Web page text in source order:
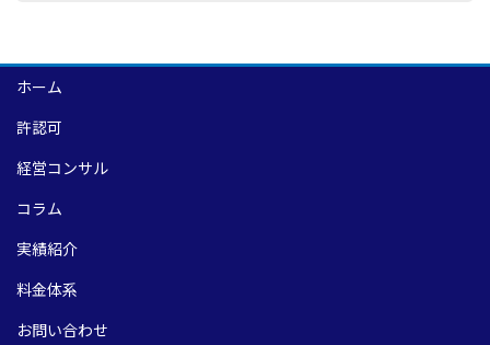
ホーム
許認可
経営コンサル
コラム
実績紹介
料金体系
お問い合わせ